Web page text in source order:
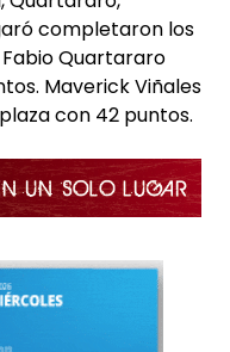
completaron los
Quartararo
Maverick Viñales
con 42 puntos.